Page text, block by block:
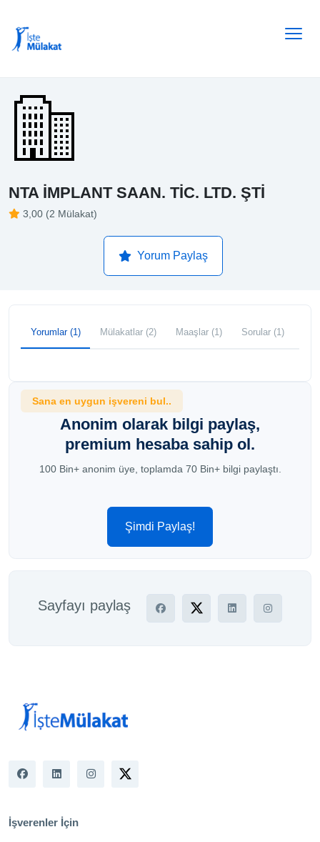
NTA İMPLANT SAAN. TİC. LTD. ŞTİ
3,00 (2 Mülakat)
Yorum Paylaş
Yorumlar (1) Mülakatlar (2) Maaşlar (1) Sorular (1)
Sana en uygun işvereni bul..
Anonim olarak bilgi paylaş,
premium hesaba sahip ol.
100 Bin+ anonim üye, toplamda 70 Bin+ bilgi paylaştı.
Şimdi Paylaş!
Sayfayı paylaş
İşverenler İçin